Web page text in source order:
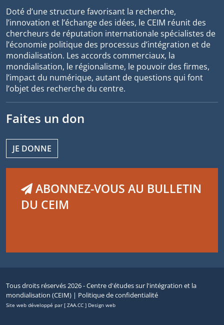
Doté d’une structure favorisant la recherche,
l’innovation et l’échange des idées, le CEIM réunit des
chercheurs de réputation internationale spécialistes de
l’économie politique des processus d’intégration et de
mondialisation. Les accords commerciaux, la
mondialisation, le régionalisme, le pouvoir des firmes,
l’impact du numérique, autant de questions qui font
l’objet des recherche du centre.
Faites un don
JE DONNE
ABONNEZ-VOUS AU BULLETIN
DU CEIM
Tous droits réservés 2026 - Centre d'études sur l'intégration et la
mondialisation (CEIM) | Politique de confidentialité
Site web développé par [ ZAA.CC ] Design web